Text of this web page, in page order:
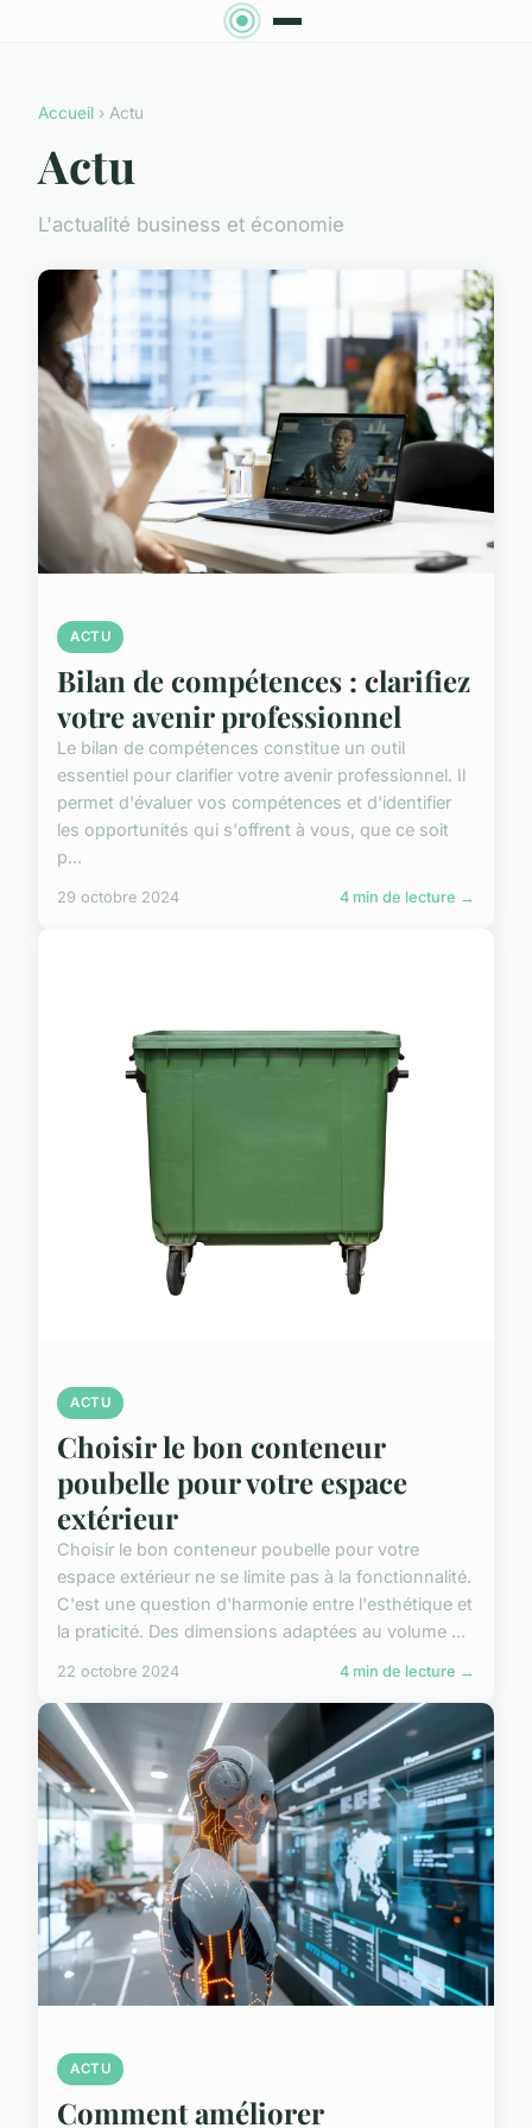
Accueil › Actu
Actu
L'actualité business et économie
ACTU
Bilan de compétences : clarifiez
votre avenir professionnel
Le bilan de compétences constitue un outil
essentiel pour clarifier votre avenir professionnel. Il
permet d'évaluer vos compétences et d'identifier
les opportunités qui s'offrent à vous, que ce soit
p...
29 octobre 2024 4 min de lecture →
ACTU
Choisir le bon conteneur
poubelle pour votre espace
extérieur
Choisir le bon conteneur poubelle pour votre
espace extérieur ne se limite pas à la fonctionnalité.
C'est une question d'harmonie entre l'esthétique et
la praticité. Des dimensions adaptées au volume ...
22 octobre 2024 4 min de lecture →
ACTU
Comment améliorer